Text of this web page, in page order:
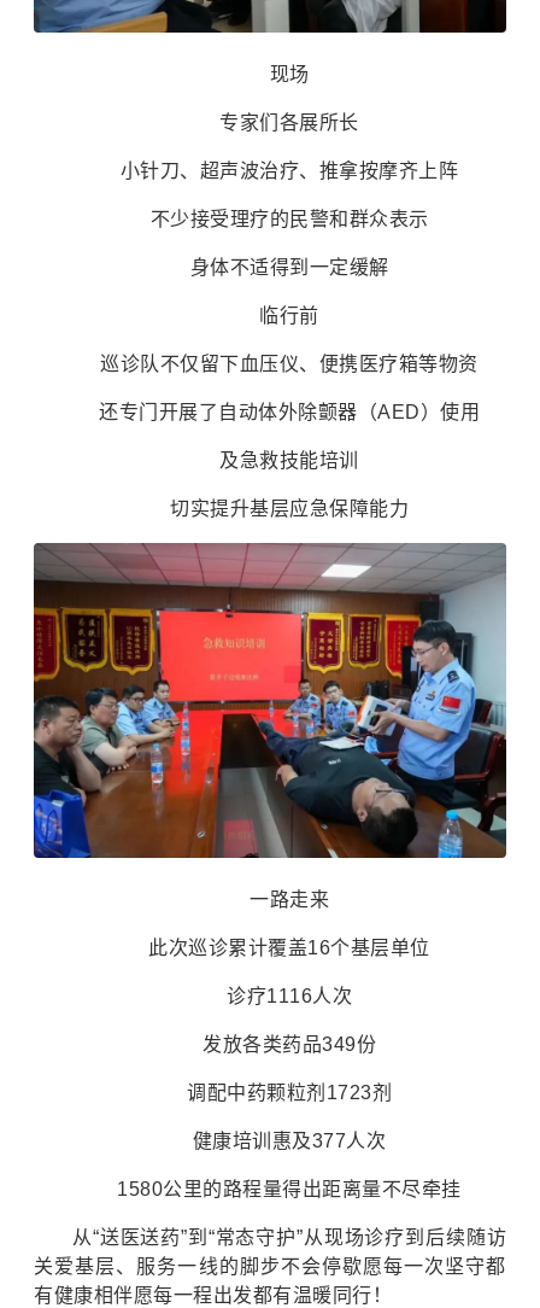
现场
专家们各展所长
小针刀、超声波治疗、推拿按摩齐上阵
不少接受理疗的民警和群众表示
身体不适得到一定缓解
临行前
巡诊队不仅留下血压仪、便携医疗箱等物资
还专门开展了自动体外除颤器（AED）使用
及急救技能培训
切实提升基层应急保障能力
一路走来
此次巡诊累计覆盖16个基层单位
诊疗1116人次
发放各类药品349份
调配中药颗粒剂1723剂
健康培训惠及377人次
1580公里的路程量得出距离量不尽牵挂
从“送医送药”到“常态守护”从现场诊疗到后续随访
关爱基层、服务一线的脚步不会停歇愿每一次坚守都
有健康相伴愿每一程出发都有温暖同行！